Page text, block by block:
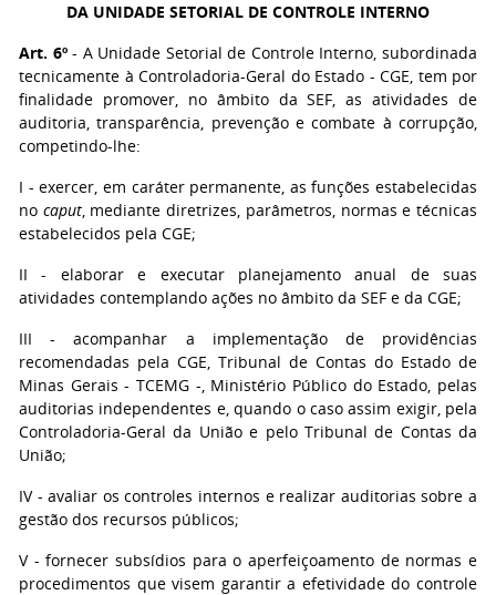
DA UNIDADE SETORIAL DE CONTROLE INTERNO
Art. 6º- A Unidade Setorial de Controle Interno, subordinada
tecnicamente à Controladoria-Geral do Estado - CGE, tem por
finalidade promover, no âmbito da SEF, as atividades de
auditoria, transparência, prevenção e combate à corrupção,
competindo-lhe:
I - exercer, em caráter permanente, as funções estabelecidas
no caput, mediante diretrizes, parâmetros, normas e técnicas
estabelecidos pela CGE;
II - elaborar e executar planejamento anual de suas
atividades contemplando ações no âmbito da SEF e da CGE;
III - acompanhar a implementação de providências
recomendadas pela CGE, Tribunal de Contas do Estado de
Minas Gerais - TCEMG -, Ministério Público do Estado, pelas
auditorias independentes e, quando o caso assim exigir, pela
Controladoria-Geral da União e pelo Tribunal de Contas da
União;
IV - avaliar os controles internos e realizar auditorias sobre a
gestão dos recursos públicos;
V - fornecer subsídios para o aperfeiçoamento de normas e
procedimentos que visem garantir a efetividade do controle